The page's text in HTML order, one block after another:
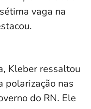
vaga na
Kleber ressaltou
polarização nas
do RN. Ele